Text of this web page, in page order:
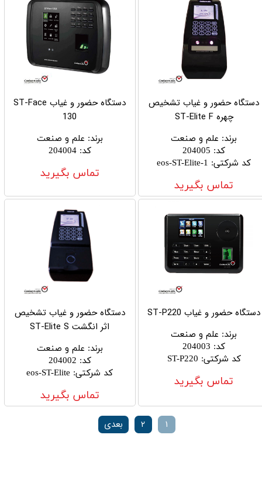
دستگاه حضور و غیاب تشخیص
چهره ST-Elite F
برند: علم و صنعت
کد:
204005
کد شرکتی:
eos-ST-Elite-1
تماس بگیرید
دستگاه حضور و غیاب ST-Face
130
برند: علم و صنعت
کد:
204004
تماس بگیرید
دستگاه حضور و غیاب ST-P220
برند: علم و صنعت
کد:
204003
کد شرکتی:
ST-P220
تماس بگیرید
دستگاه حضور و غیاب تشخیص
اثر انگشت ST-Elite S
برند: علم و صنعت
کد:
204002
کد شرکتی:
eos-ST-Elite
تماس بگیرید
۱ ۲ بعدی